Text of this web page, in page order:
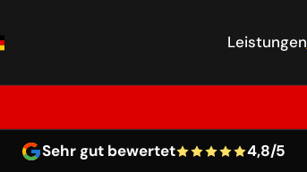
Leistungen
Sehr gut bewertet 4,8/5